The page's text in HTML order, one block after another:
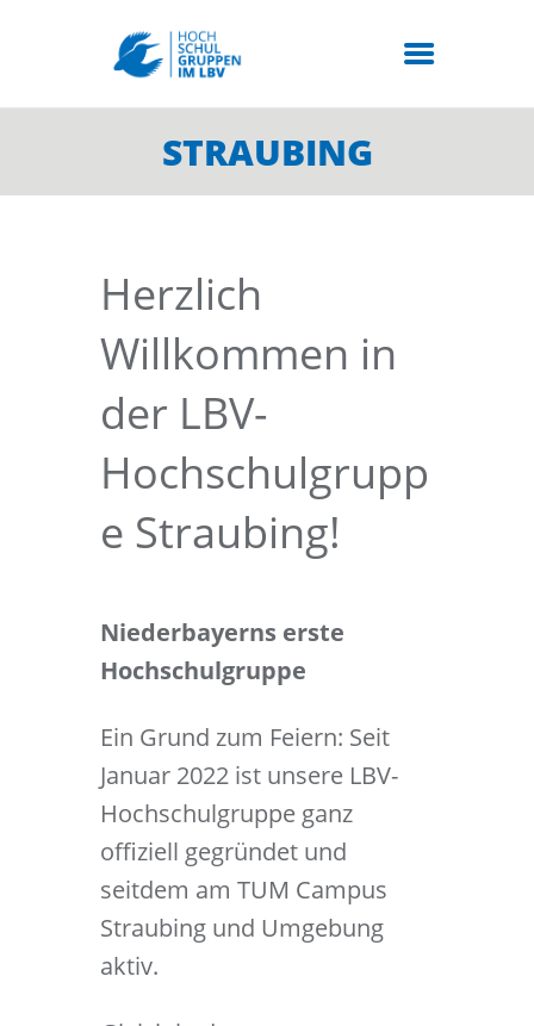
STRAUBING
Herzlich
Willkommen in
der LBV-
Hochschulgrupp
e Straubing!
Niederbayerns erste
Hochschulgruppe
Ein Grund zum Feiern: Seit
Januar 2022 ist unsere LBV-
Hochschulgruppe ganz
offiziell gegründet und
seitdem am TUM Campus
Straubing und Umgebung
aktiv.